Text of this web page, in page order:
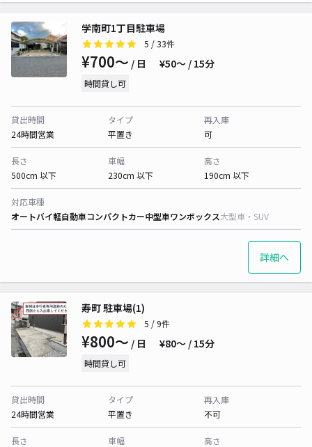
学南町1丁目駐車場
5 / 33件
¥700〜 / 日 ¥50〜 / 15分
時間貸し可
貸出時間
24時間営業
タイプ
平置き
再入庫
可
長さ
500cm 以下
車幅
230cm 以下
高さ
190cm 以下
対応車種
オートバイ軽自動車コンパクトカー中型車ワンボックス大型車・SUV
詳細へ
寿町 駐車場(1)
5 / 9件
¥800〜 / 日 ¥80〜 / 15分
時間貸し可
貸出時間
24時間営業
タイプ
平置き
再入庫
不可
長さ
車幅
高さ